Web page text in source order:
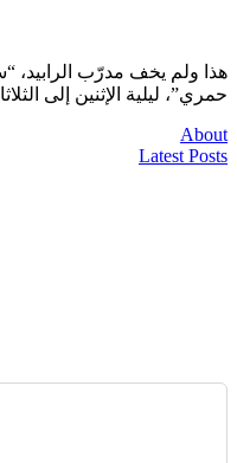
هذا ولم يخف مدرّب الرابيد،
حمري”، ليلية الإثنين إلى
About
Latest Posts